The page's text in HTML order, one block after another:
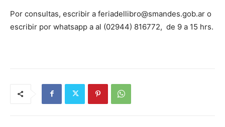
Por consultas, escribir a feriadellibro@smandes.gob.ar o
escribir por whatsapp a al (02944) 816772, de 9 a 15 hrs.